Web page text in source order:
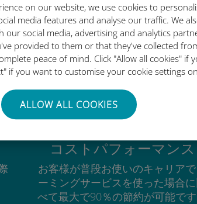
on our website, we use cookies to
media features and analyse our traffic. We
social media, advertising and analytics
provided to them or that they've collected
peace of mind. Click "Allow all cookies" if
if you want to customise your cookie settings
ALLOW ALL COOKIES
eSIMがすごい理由
コストパフォーマンス
お客様が普段お使いのキャリアで
ーミングサービスを使った場合
べて最大で90％の節約が可能です